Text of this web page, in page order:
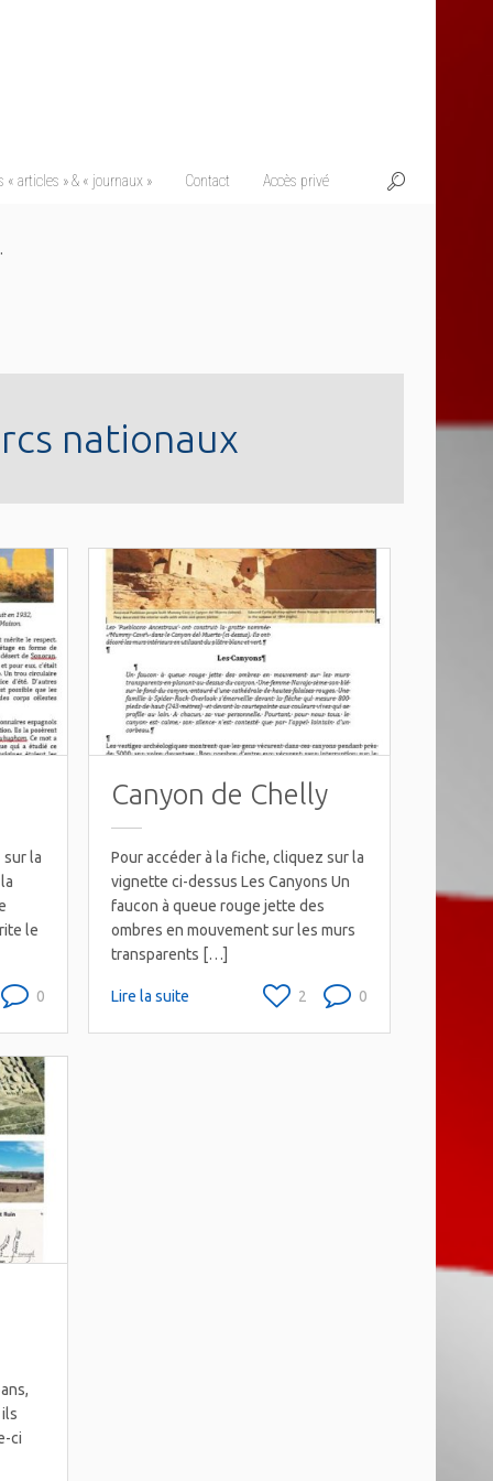
« articles » & « journaux » Contact Accès privé
nationaux
sur la
le
0
Canyon de Chelly
Pour accéder à la fiche, cliquez sur la
vignette ci-dessus Les Canyons Un
faucon à queue rouge jette des
ombres en mouvement sur les murs
transparents […]
Lire la suite 0
2
ci